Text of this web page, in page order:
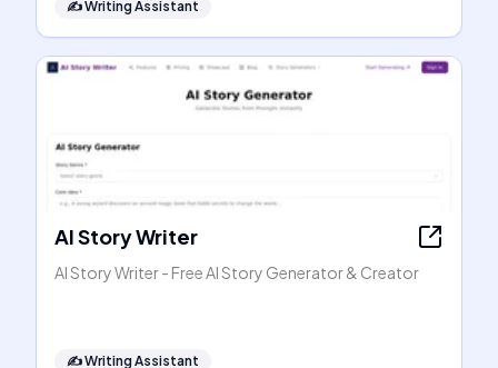
✍️Writing Assistant
AI Story Writer
AI Story Writer - Free AI Story Generator & Creator
✍️Writing Assistant